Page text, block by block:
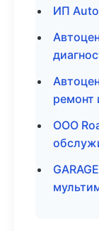
ИП
ремонт
ООО